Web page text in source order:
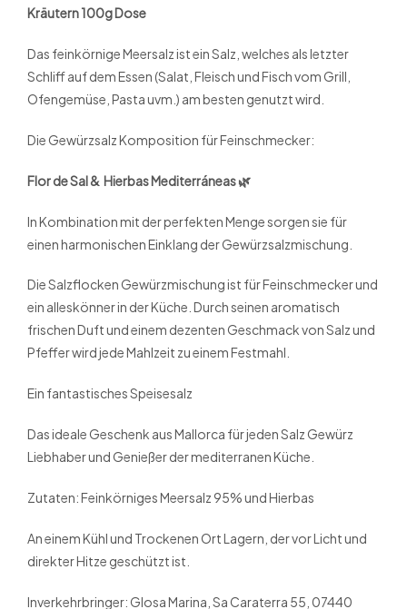
Kräutern 100g Dose
Das feinkörnige Meersalz ist ein Salz, welches als letzter
Schliff auf dem Essen (Salat, Fleisch und Fisch vom Grill,
Ofengemüse, Pasta uvm.) am besten genutzt wird.
Die Gewürzsalz Komposition für Feinschmecker:
Flor de Sal & HierbasMediterráneas 🌿
In Kombination mit der perfekten Menge sorgen sie für
einen harmonischen Einklang der Gewürzsalzmischung.
Die Salzflocken Gewürzmischung ist für Feinschmecker und
ein alleskönner in der Küche. Durch seinen aromatisch
frischen Duft und einem dezenten Geschmack von Salz und
Pfeffer wird jede Mahlzeit zu einem Festmahl.
Ein fantastisches Speisesalz
Das ideale Geschenk aus Mallorca für jeden Salz Gewürz
Liebhaber und Genießer der mediterranen Küche.
Zutaten: Feinkörniges Meersalz 95% und Hierbas
An einem Kühl und Trockenen Ort Lagern, der vor Licht und
direkter Hitze geschützt ist.
Inverkehrbringer: Glosa Marina, Sa Caraterra 55, 07440